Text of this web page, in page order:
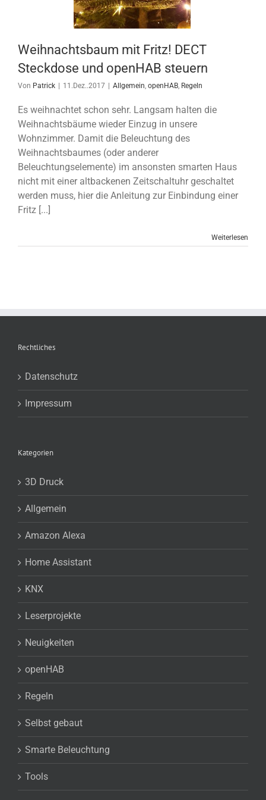
Weihnachtsbaum mit Fritz! DECT
Steckdose und openHAB steuern
Von Patrick 11.Dez..2017 Allgemein, openHAB, Regeln
Es weihnachtet schon sehr. Langsam halten die
Weihnachtsbäume wieder Einzug in unsere
Wohnzimmer. Damit die Beleuchtung des
Weihnachtsbaumes (oder anderer
Beleuchtungselemente) im ansonsten smarten Haus
nicht mit einer altbackenen Zeitschaltuhr geschaltet
werden muss, hier die Anleitung zur Einbindung einer
Fritz [...]
Weiterlesen
Rechtliches
Datenschutz
Impressum
Kategorien
3D Druck
Allgemein
Amazon Alexa
Home Assistant
KNX
Leserprojekte
Neuigkeiten
openHAB
Regeln
Selbst gebaut
Smarte Beleuchtung
Tools